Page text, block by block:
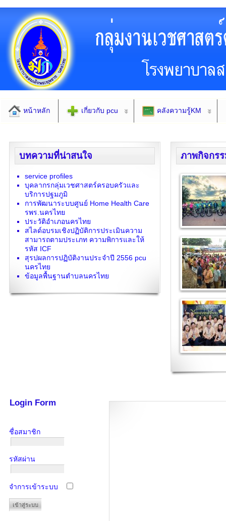
หน้าหลัก เกี่ยวกับ pcu คลังความรู้KM
บทความที่น่าสนใจ
service profiles
บุคลากรกลุ่มเวชศาสตร์ครอบครัวและ
บริการปฐมภูมิ
การพัฒนาระบบศูนย์ Home Health Care
รพร.นครไทย
ประวัติอำเภอนครไทย
สไลด์อบรมเชิงปฏิบัติการประเมินความ
สามารถตามประเภท ความพิการและให้
รหัส ICF
สุรปผลการปฏิบัติงานประจำปี 2556 pcu
นครไทย
ข้อมูลพื้นฐานตำบลนครไทย
ภาพกิจกร
Login Form
ชื่อสมาชิก
รหัสผ่าน
จำการเข้าระบบ